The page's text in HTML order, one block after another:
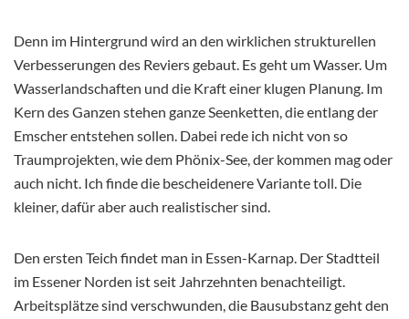
Denn im Hintergrund wird an den wirklichen strukturellen
Verbesserungen des Reviers gebaut. Es geht um Wasser. Um
Wasserlandschaften und die Kraft einer klugen Planung. Im
Kern des Ganzen stehen ganze Seenketten, die entlang der
Emscher entstehen sollen. Dabei rede ich nicht von so
Traumprojekten, wie dem Phönix-See, der kommen mag oder
auch nicht. Ich finde die bescheidenere Variante toll. Die
kleiner, dafür aber auch realistischer sind.
Den ersten Teich findet man in Essen-Karnap. Der Stadtteil
im Essener Norden ist seit Jahrzehnten benachteiligt.
Arbeitsplätze sind verschwunden, die Bausubstanz geht den